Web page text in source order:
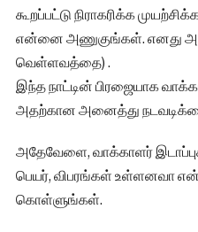
கூறப்பட்டு நிராகரிக்க
என்னை அணுகுங்கள். எனது
வெள்ளவத்தை) .
இந்த நாட்டின் பிரஜையாக
அதற்கான அனைத்து
அதேவேளை, வாக்காளர்
பெயர், விபரங்கள் உள்ளனவா
கொள்ளுங்கள்.